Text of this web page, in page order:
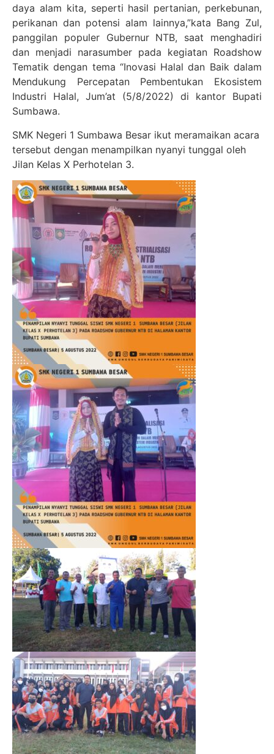
daya alam kita, seperti hasil pertanian, perkebunan,
perikanan dan potensi alam lainnya,”kata Bang Zul,
panggilan populer Gubernur NTB, saat menghadiri
dan menjadi narasumber pada kegiatan Roadshow
Tematik dengan tema “Inovasi Halal dan Baik dalam
Mendukung Percepatan Pembentukan Ekosistem
Industri Halal, Jum’at (5/8/2022) di kantor Bupati
Sumbawa.
SMK Negeri 1 Sumbawa Besar ikut meramaikan acara
tersebut dengan menampilkan nyanyi tunggal oleh
Jilan Kelas X Perhotelan 3.